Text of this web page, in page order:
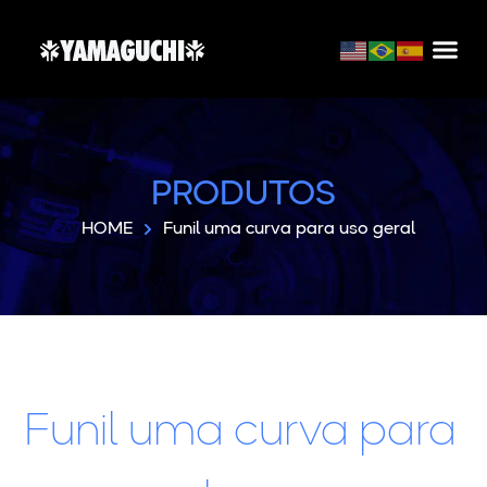
PRODUTOS
HOME Funil uma curva para uso geral
Funil uma curva para